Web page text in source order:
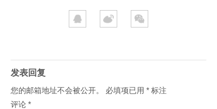
发表回复
您的邮箱地址不会被公开。 必填项已用* 标注
评论*